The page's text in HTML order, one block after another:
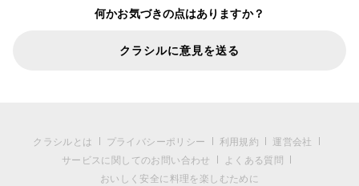
何かお気づきの点はありますか？
クラシルに意見を送る
クラシルとは プライバシーポリシー 利用規約
運営会社
サービスに関してのお問い合わせ
よくある質問
おいしく安全に料理を楽しむために